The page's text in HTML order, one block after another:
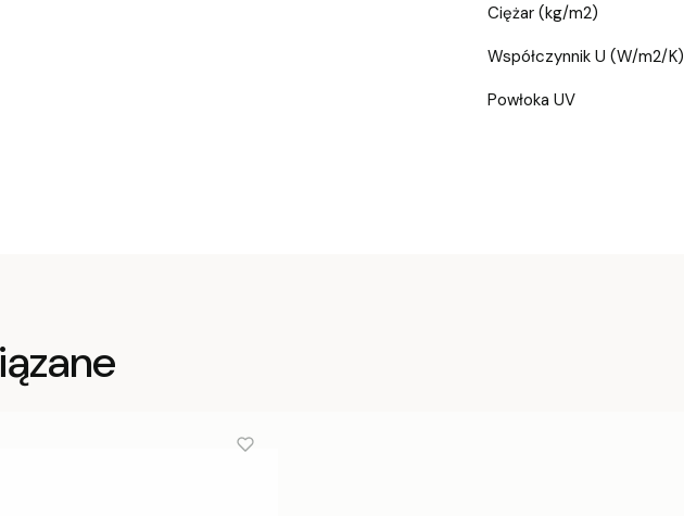
Ciężar (kg/m2)
Współczynnik U (W/m2/K)
Powłoka UV